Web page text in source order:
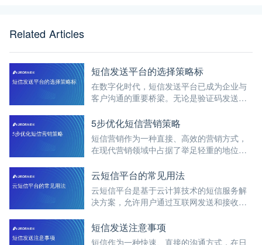
Related Articles
短信发送平台的选择策略标
在数字化时代，短信发送平台已成为企业与
客户沟通的重要桥梁。无论是验证码发送、
扮演着至关重要的角色。
5步优化短信营销策略
短信营销作为一种直接、高效的营销方式，
在现代营销领域中占据了举足轻重的地位。
最佳效果，就需要对短信营销策略进行优
化。
云短信平台的常见用法
云短信平台是基于云计算技术的短信服务解
决方案，允许用户通过互联网发送和接收短
台为用户提供了高效、可靠、安全的短信服
务。
短信发送注意事项
短信作为一种快速、直接的沟通方式，在日